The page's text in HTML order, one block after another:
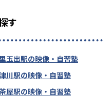
す
玉出駅の映像・自習塾
川駅の映像・自習塾
屋駅の映像・自習塾